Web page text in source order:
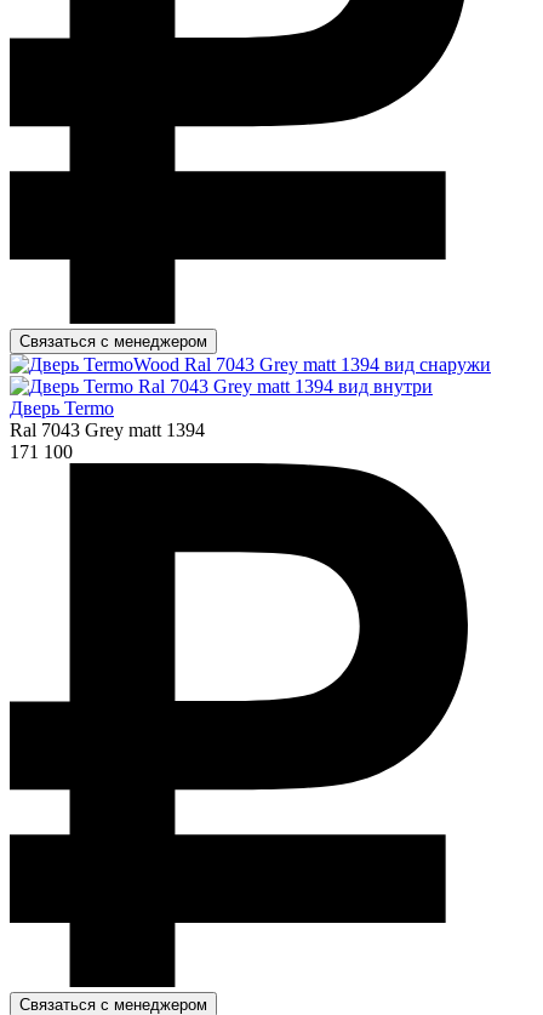
Связаться с менеджером
Дверь Termo
Ral 7043 Grey matt 1394
171 100
Связаться с менеджером